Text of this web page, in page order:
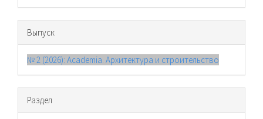
Выпуск
№ 2 (2026): Academia. Архитектура и строительство
Раздел